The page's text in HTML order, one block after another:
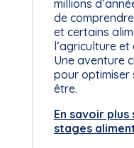
millions
de
et certains
l’agriculture et
Une aventure
pour optimiser
être.
En savoir
stages